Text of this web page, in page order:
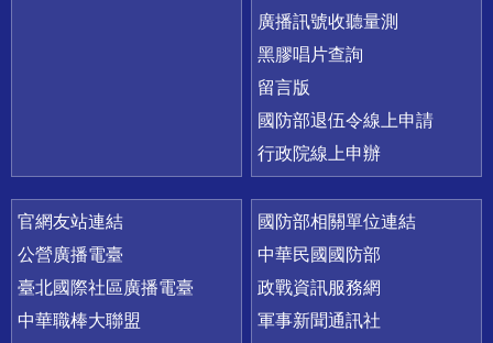
廣播訊號收聽量測
黑膠唱片查詢
留言版
國防部退伍令線上申請
行政院線上申辦
官網友站連結
公營廣播電臺
臺北國際社區廣播電臺
中華職棒大聯盟
國防部相關單位連結
中華民國國防部
政戰資訊服務網
軍事新聞通訊社